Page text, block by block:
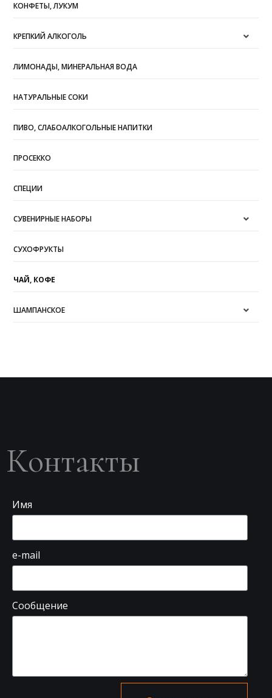
КОНФЕТЫ, ЛУКУМ
КРЕПКИЙ АЛКОГОЛЬ
ЛИМОНАДЫ, МИНЕРАЛЬНАЯ ВОДА
НАТУРАЛЬНЫЕ СОКИ
ПИВО, СЛАБОАЛКОГОЛЬНЫЕ НАПИТКИ
ПРОСЕККО
СПЕЦИИ
СУВЕНИРНЫЕ НАБОРЫ
СУХОФРУКТЫ
ЧАЙ, КОФЕ
ШАМПАНСКОЕ
Контакты
Имя
e-mail
Сообщение